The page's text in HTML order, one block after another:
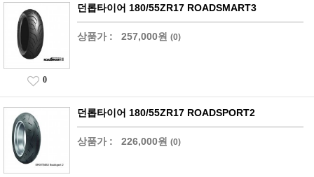
던롭타이어 180/55ZR17 ROADSMART3
상품가 : 257,000원 (0)
0
던롭타이어 180/55ZR17 ROADSPORT2
상품가 : 226,000원 (0)